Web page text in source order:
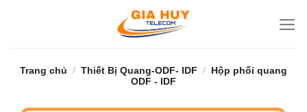
Trang chủ / Thiết Bị Quang-ODF- IDF / Hộp phối quang
ODF - IDF